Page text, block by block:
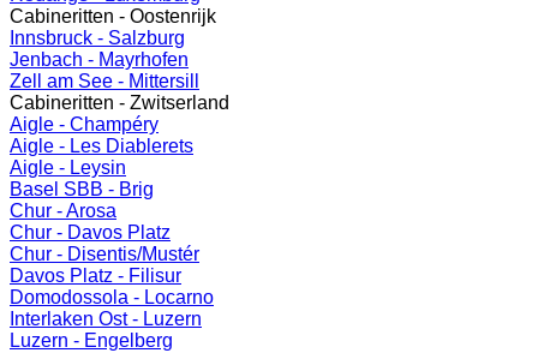
Cabineritten - Oostenrijk
Innsbruck - Salzburg
Jenbach - Mayrhofen
Zell am See - Mittersill
Cabineritten - Zwitserland
Aigle - Champéry
Aigle - Les Diablerets
Aigle - Leysin
Basel SBB - Brig
Chur - Arosa
Chur - Davos Platz
Chur - Disentis/Mustér
Davos Platz - Filisur
Domodossola - Locarno
Interlaken Ost - Luzern
Luzern - Engelberg